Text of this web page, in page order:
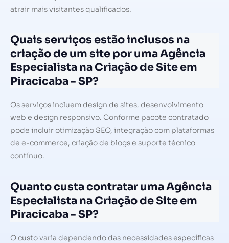
atrair mais visitantes qualificados.
Quais serviços estão inclusos na
criação de um site por uma Agência
Especialista na Criação de Site em
Piracicaba - SP?
Os serviços incluem design de sites, desenvolvimento
web e design responsivo. Conforme pacote contratado
pode incluir otimização SEO, integração com plataformas
de e-commerce, criação de blogs e suporte técnico
contínuo.
Quanto custa contratar uma Agência
Especialista na Criação de Site em
Piracicaba - SP?
O custo varia dependendo das necessidades específicas